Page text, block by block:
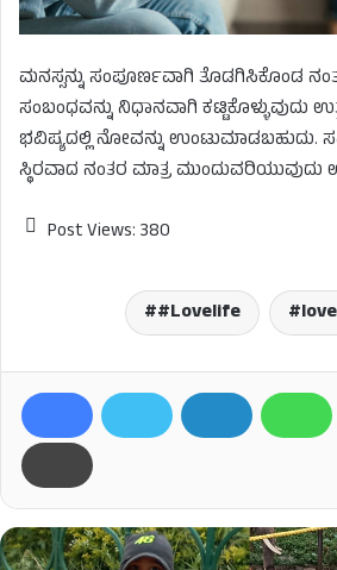
ಮನಸ್ಸನ್ನು ಸಂಪೂರ್ಣವಾಗಿ ತೊಡಗಿಸಿಕೊಂಡ
ಸಂಬಂಧವನ್ನು ನಿಧಾನವಾಗಿ ಕಟ್ಟಿಕೊಳ್ಳುವುದು
ಭವಿಷ್ಯದಲ್ಲಿ ನೋವನ್ನು ಉಂಟುಮಾಡಬಹುದು.
ಸ್ಥಿರವಾದ ನಂತರ ಮಾತ್ರ ಮುಂದುವರಿಯುವುದು
Post Views: 380
#Lovelife